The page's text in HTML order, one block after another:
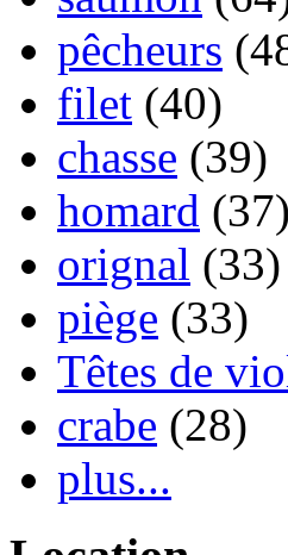
pêcheurs
filet (40)
chasse (39)
homard (37)
orignal (33)
piège (33)
Têtes de
crabe (28)
plus...